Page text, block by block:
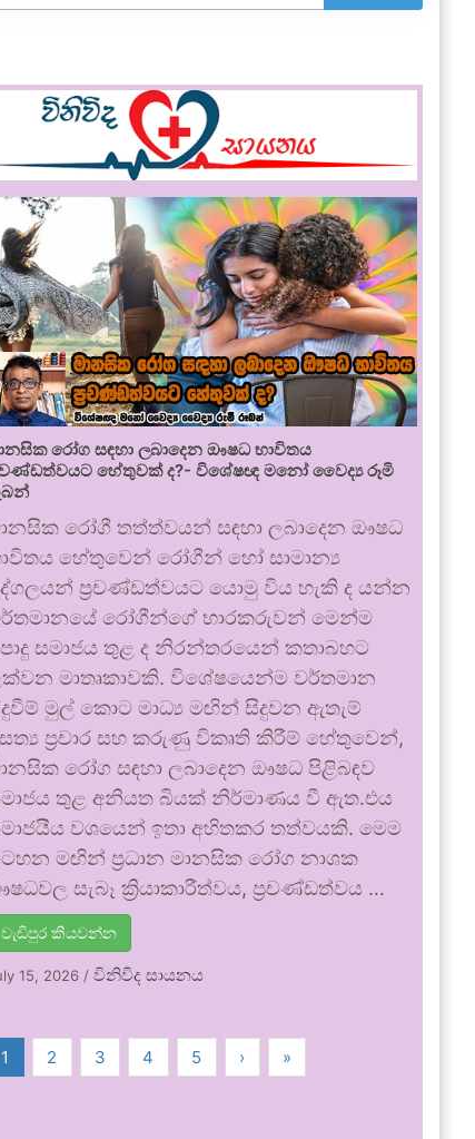
රෝග සඳහා ලබාදෙන ඖෂධ භාවිතය
හේතුවක් ද?- විශේෂඥ මනෝ වෛද්‍ය රූමි
රෝගී තත්ත්වයන් සඳහා ලබාදෙන ඖෂධ
හේතුවෙන් රෝගීන් හෝ සාමාන්‍ය
ප්‍රචණ්ඩත්වයට යොමු විය හැකි ද යන්න
රෝගීන්ගේ භාරකරුවන් මෙන්ම
සමාජය තුළ ද නිරන්තරයෙන් කතාබහට
මාතෘකාවකි. විශේෂයෙන්ම වර්තමාන
මුල් කොට මාධ්‍ය මඟින් සිදුවන ඇතැම්
ප්‍රචාර සහ කරුණු විකෘති කිරීම් හේතුවෙන්,
රෝග සඳහා ලබාදෙන ඖෂධ පිළිබඳව
තුළ අනියත බියක් නිර්මාණය වී ඇත.එය
වශයෙන් ඉතා අහිතකර තත්වයකි. මෙම
මඟින් ප්‍රධාන මානසික රෝග නාශක
සැබෑ ක්‍රියාකාරීත්වය, ප්‍රචණ්ඩත්වය …
වැඩිපුර කියවන්න
15, 2026 /විනිවිද සායනය
1 2 3 4 5 › »